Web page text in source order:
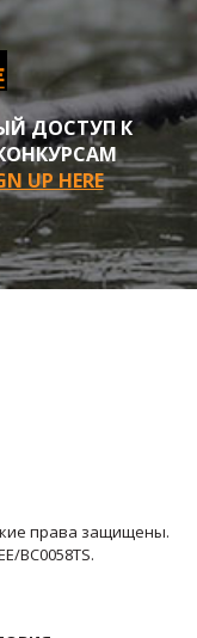
ДОСТУП К
UP HERE
права защищены.
BC0058TS.